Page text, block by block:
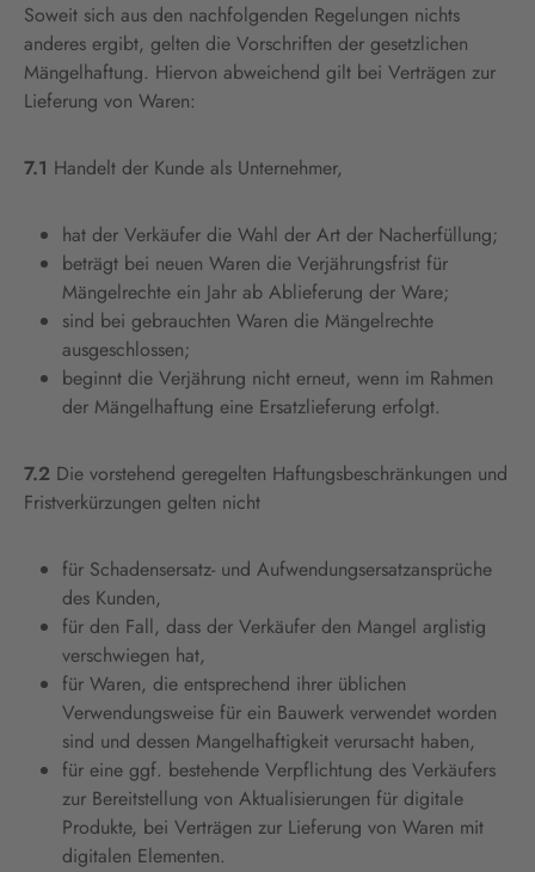
Soweit sich aus den nachfolgenden Regelungen nichts
anderes ergibt, gelten die Vorschriften der gesetzlichen
Mängelhaftung. Hiervon abweichend gilt bei Verträgen zur
Lieferung von Waren:
7.1 Handelt der Kunde als Unternehmer,
hat der Verkäufer die Wahl der Art der Nacherfüllung;
beträgt bei neuen Waren die Verjährungsfrist für
Mängelrechte ein Jahr ab Ablieferung der Ware;
sind bei gebrauchten Waren die Mängelrechte
ausgeschlossen;
beginnt die Verjährung nicht erneut, wenn im Rahmen
der Mängelhaftung eine Ersatzlieferung erfolgt.
7.2 Die vorstehend geregelten Haftungsbeschränkungen und
Fristverkürzungen gelten nicht
für Schadensersatz- und Aufwendungsersatzansprüche
des Kunden,
für den Fall, dass der Verkäufer den Mangel arglistig
verschwiegen hat,
für Waren, die entsprechend ihrer üblichen
Verwendungsweise für ein Bauwerk verwendet worden
sind und dessen Mangelhaftigkeit verursacht haben,
für eine ggf. bestehende Verpflichtung des Verkäufers
zur Bereitstellung von Aktualisierungen für digitale
Produkte, bei Verträgen zur Lieferung von Waren mit
digitalen Elementen.